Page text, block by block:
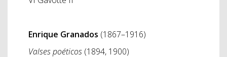
Enrique Granados (1867–1916)
Valses poéticos (1894, 1900)